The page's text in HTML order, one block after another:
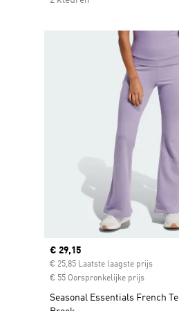
Current price
€ 29,15
€ 25,85 Laatste laagste prijs
€ 55 Oorspronkelijke prijs
Seasonal Essentials French